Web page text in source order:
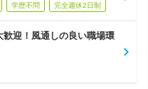
学歴不問 完全週休2日制
歓迎！風通しの良い職場環